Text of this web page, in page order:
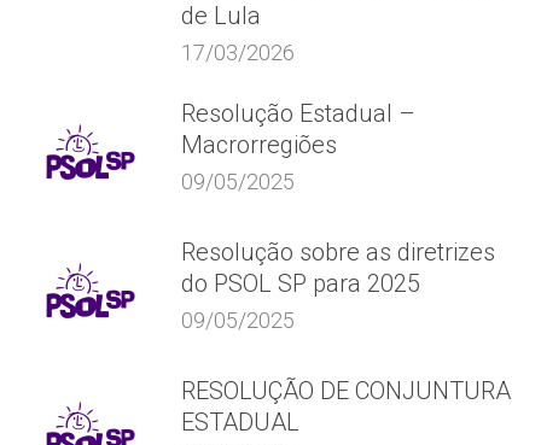
de Lula
17/03/2026
Resolução Estadual –
Macrorregiões
09/05/2025
Resolução sobre as diretrizes
do PSOL SP para 2025
09/05/2025
RESOLUÇÃO DE CONJUNTURA
ESTADUAL